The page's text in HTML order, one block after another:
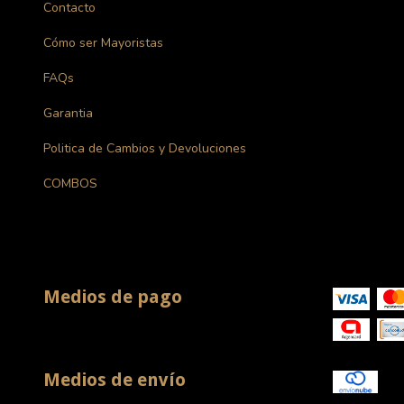
Contacto
Cómo ser Mayoristas
FAQs
Garantia
Politica de Cambios y Devoluciones
COMBOS
Medios de pago
Medios de envío